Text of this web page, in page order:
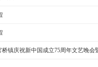
镇庆祝新中国成立75周年文艺晚会